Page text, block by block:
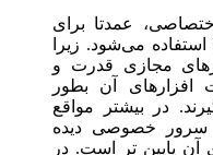
عمدتا برای
می‌شود. زیرا
مجازی قدرت و
افزارهای آن بطور
در بیشتر مواقع
سرور خصوصی دیده
آن پایین تر است. در